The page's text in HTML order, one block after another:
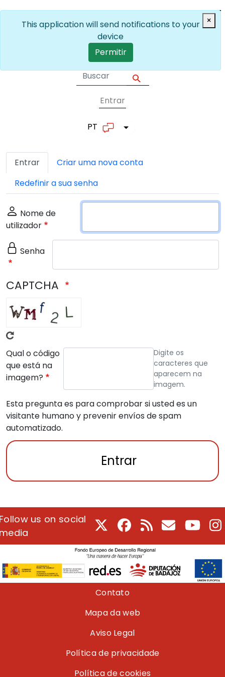
User account
Entrar
PT Lista de ações adicionais
Separadores primários
Entrar
Criar uma nova conta
Redefinir a sua senha
Nome de
utilizador
Senha
CAPTCHA
Qual o código
que está na
imagem?
Digite os
caracteres que
aparecem na
imagem.
Esta pregunta es para comprobar si usted es un
visitante humano y prevenir envíos de spam
automatizado.
Entrar
us on social
Facebook
RSS E-Mail
Contato
Mapa da web
Aviso Legal
Política de privacidade
Política de cookies
×
This application will send notifications to your
device
Permitir